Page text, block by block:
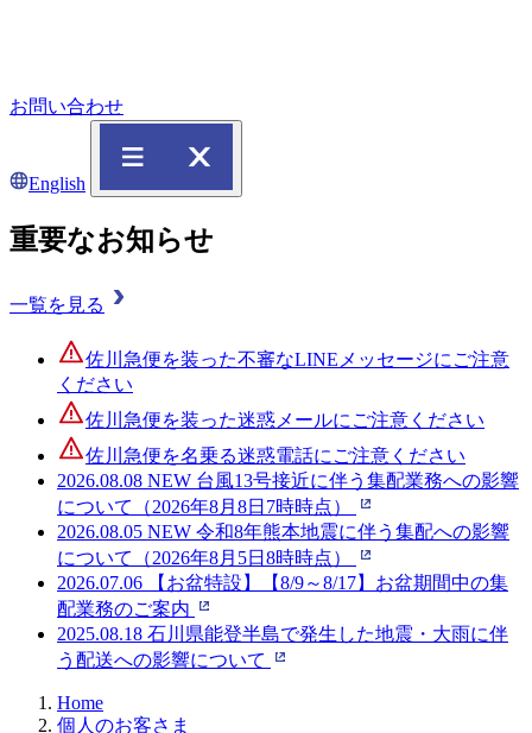
お問い合わせ
English
重要なお知らせ
一覧を見る
佐川急便を装った不審なLINEメッセージにご注意
ください
佐川急便を装った迷惑メールにご注意ください
佐川急便を名乗る迷惑電話にご注意ください
2026.08.08 NEW 台風13号接近に伴う集配業務への影響
について（2026年8月8日7時時点）
2026.08.05 NEW 令和8年熊本地震に伴う集配への影響
について（2026年8月5日8時時点）
2026.07.06
【お盆特設】【8/9～8/17】お盆期間中の集
配業務のご案内
2025.08.18 石川県能登半島で発生した地震・大雨に伴
う配送への影響について
Home
個人のお客さま